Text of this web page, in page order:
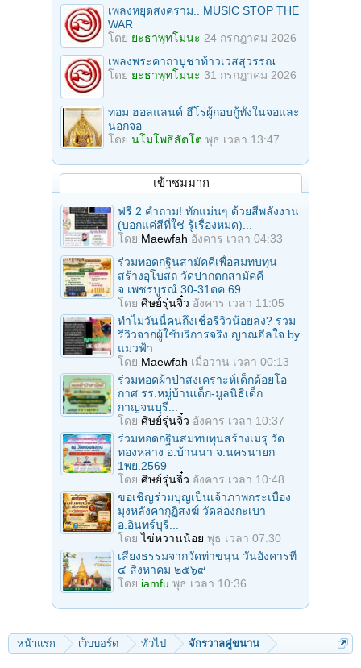
เพลงหยุดสงคราม.. MUSIC STOP THE
WAR
โดย ยะธาพุทโมนะ 24 กรกฎาคม 2026
เพลงพระคาถาบูชาท้าวเวสสุวรรณ
โดย ยะธาพุทโมนะ 31 กรกฎาคม 2026
ทอม ฮอลแลนด์ ฮีโร่ผู้กอบกู้ทั้งในจอและ
นอกจอ
โดย นโมโพธิสัตโต พุธ เวลา 13:47
เข้าชมมาก
ฟรี 2 คำถาม! ทักแม่นๆ ด้วยสีพลังงาน
(บอกแค่สีที่ใช่ รู้เรื่องหมด)...
โดย Maewfah อังคาร เวลา 04:33
ร่วมทอดกฐินสามัคคีเพื่อสมทบทุน
สร้างอุโบสถ วัดปากตกสามัคคี
จ.เพชรบูรณ์ 30-31ตค.69
โดย ศิษย์รุ่นจิ๋ว อังคาร เวลา 11:05
ทำไมวันนี้คนถึงเชื่อรีวิวน้อยลง? รวม
รีวิวจากผู้ใช้บริการจริง ญาณฮีลใจ by
แมวฟ้า
โดย Maewfah เมื่อวาน เวลา 00:13
ร่วมทอดผ้าป่าสงเคราะห์เด็กด้อยโอ
กาศ รร.หมู่บ้านเด็ก-มูลนิธิเด็ก
กาญจนบุรี...
โดย ศิษย์รุ่นจิ๋ว อังคาร เวลา 10:37
ร่วมทอดกฐินสมทบทุนสร้างเมรุ วัด
ทองหลาง อ.บ้านนา จ.นครนายก
1พย.2569
โดย ศิษย์รุ่นจิ๋ว อังคาร เวลา 10:48
ขอเชิญร่วมบุญเป็นเจ้าภาพกระเบื้อง
มุงหลังคากุฏิสงฆ์ วัดล่องกะเบา
อ.อินทร์บุรี...
โดยไข่หวานน้อย พุธ เวลา 07:30
เสียงธรรมจากวัดท่าขนุน วันอังคารที่
๔ สิงหาคม ๒๕๖๙
โดย iamfu พุธ เวลา 10:36
หน้าแรก เว็บบอร์ด ทั่วไป จักรวาลคู่ขนาน